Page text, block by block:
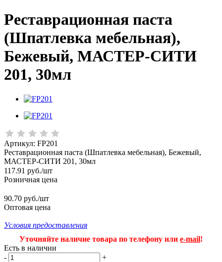
Реставрационная паста
(Шпатлевка мебельная),
Бежевый, МАСТЕР-СИТИ
201, 30мл
Артикул: FP201
Реставрационная паста (Шпатлевка мебельная), Бежевый,
МАСТЕР-СИТИ 201, 30мл
117.91 руб./шт
Розничная цена
90.70 руб./шт
Оптовая цена
Условия предоставления
Уточняйте наличие товара по телефону или e-mail!
Есть в наличии
-
+